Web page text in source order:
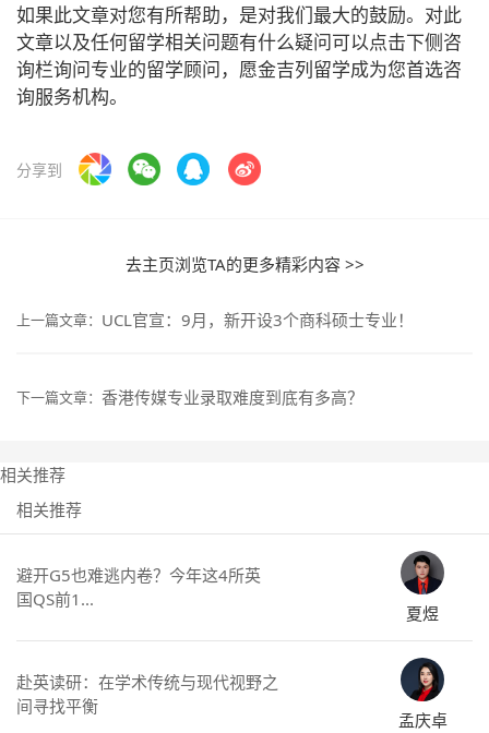
如果此文章对您有所帮助，是对我们最大的鼓励。对此
文章以及任何留学相关问题有什么疑问可以点击下侧咨
询栏询问专业的留学顾问，愿金吉列留学成为您首选咨
询服务机构。
分享到
去主页浏览TA的更多精彩内容 >>
上一篇文章： UCL官宣：9月，新开设3个商科硕士专业！
下一篇文章： 香港传媒专业录取难度到底有多高？
相关推荐
相关推荐
避开G5也难逃内卷？今年这4所英
国QS前1...
夏煜
赴英读研：在学术传统与现代视野之
间寻找平衡
孟庆卓